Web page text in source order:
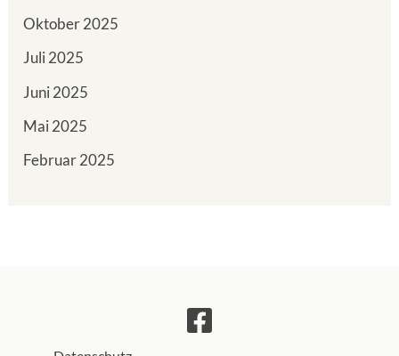
Oktober 2025
Juli 2025
Juni 2025
Mai 2025
Februar 2025